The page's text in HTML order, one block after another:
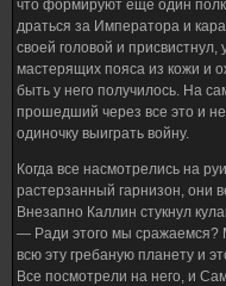
что формируют еще один
драться за Императора и
своей головой и
мастерящих пояса из кожи и
быть у него получилось. На
прошедший через все это и
одиночку выиграть войну.
Когда все насмотрелись на
растерзанный гарнизон, они
Внезапно Каллин стукнул
— Ради этого мы сражаемся?
всю эту гребаную планету и
Все посмотрели на него, и